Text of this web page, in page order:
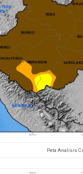
Peta Analisis